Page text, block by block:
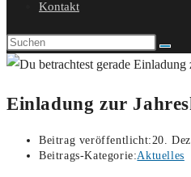
Kontakt
Einladung zur
Beitrag veröffentlicht:20.
Beitrags-Kategorie:Aktuelles